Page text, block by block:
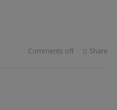
Comments off Share